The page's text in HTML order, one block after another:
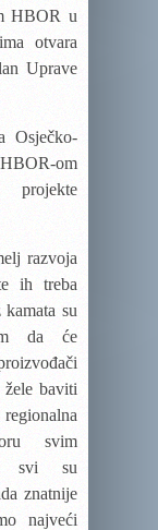
HBOR u
otvara
Uprave
Osječko-
om
razvoja
ih treba
su
da će
baviti
svim
svi su
znatnije
najveći